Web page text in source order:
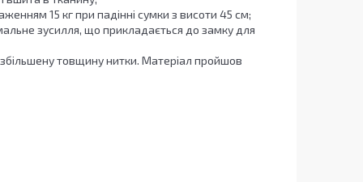
15 кг при падінні сумки з висоти 45 см;
зусилля, що прикладається до замку для
товщину нитки. Матеріал пройшов